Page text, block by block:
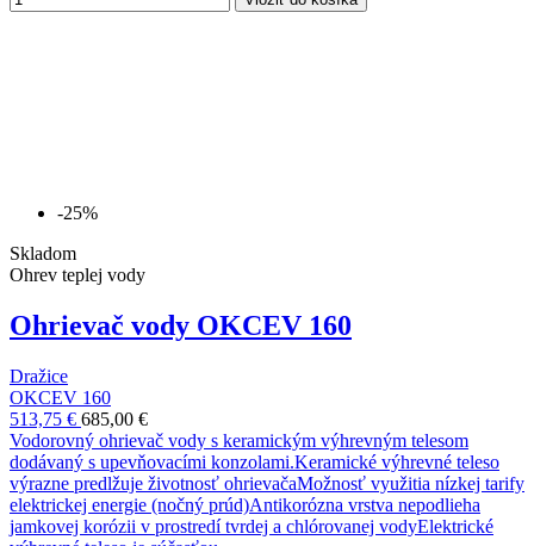
-25%
Skladom
Ohrev teplej vody
Ohrievač vody OKCEV 160
Dražice
OKCEV 160
513,75 € 685,00 €
Vodorovný ohrievač vody s keramickým výhrevným telesom
dodávaný s upevňovacími konzolami.Keramické výhrevné teleso
výrazne predlžuje životnosť ohrievačaMožnosť využitia nízkej tarify
elektrickej energie (nočný prúd)Antikorózna vrstva nepodlieha
jamkovej korózii v prostredí tvrdej a chlórovanej vodyElektrické